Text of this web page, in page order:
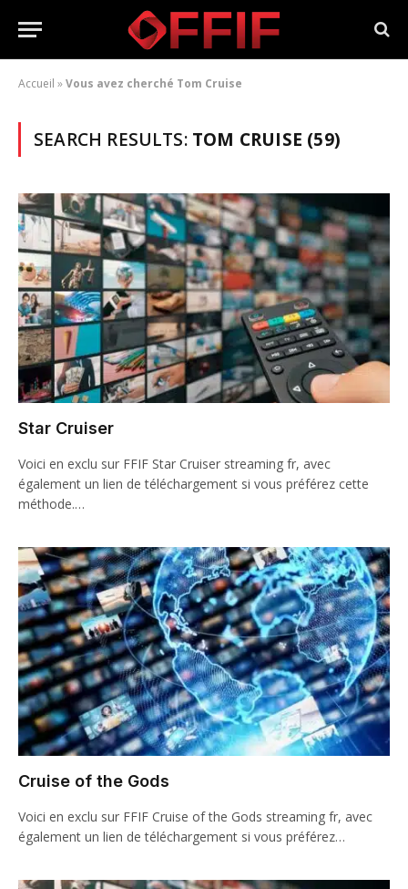
Accueil »Vous avez cherché Tom Cruise
SEARCH RESULTS: TOM CRUISE (59)
Star Cruiser
Voici en exclu sur FFIF Star Cruiser streaming fr, avec
également un lien de téléchargement si vous préférez cette
méthode.…
Cruise of the Gods
Voici en exclu sur FFIF Cruise of the Gods streaming fr, avec
également un lien de téléchargement si vous préférez…